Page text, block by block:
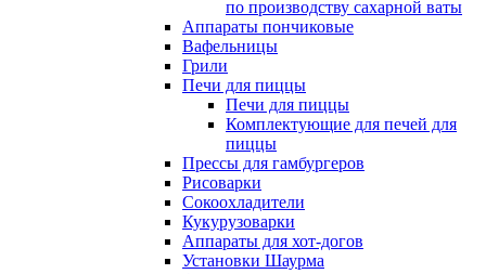
по производству сахарной ваты
Аппараты пончиковые
Вафельницы
Грили
Печи для пиццы
Печи для пиццы
Комплектующие для печей для
пиццы
Прессы для гамбургеров
Рисоварки
Сокоохладители
Кукурузоварки
Аппараты для хот-догов
Установки Шаурма